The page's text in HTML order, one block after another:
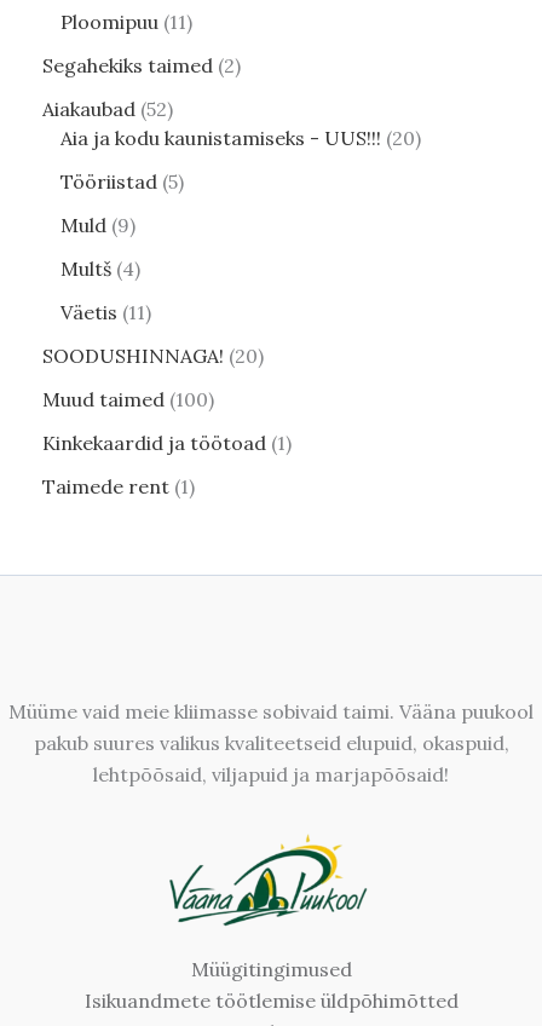
Ploomipuu 11
Segahekiks taimed 2
Aiakaubad 52
Aia ja kodu kaunistamiseks - UUS!!! 20
Tööriistad 5
Muld 9
Multš 4
Väetis 11
SOODUSHINNAGA! 20
Muud taimed 100
Kinkekaardid ja töötoad 1
Taimede rent 1
Müüme vaid meie kliimasse sobivaid taimi. Vääna puukool
pakub suures valikus kvaliteetseid elupuid, okaspuid,
lehtpõõsaid, viljapuid ja marjapõõsaid!
Müügitingimused
Isikuandmete töötlemise üldpõhimõtted